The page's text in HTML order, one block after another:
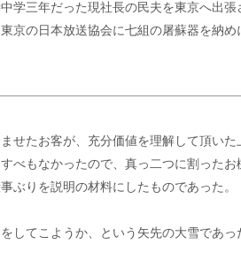
学三年だった現社長の民夫を東京へ出張
京の日本放送協会に七組の屠蘇器を納め
せたお客が、充分価値を理解して頂いた
べもなかったので、真っ二つに割ったお
ぶりを説明の材料にしたものであった。
てこようか、という矢先の大雪であっ